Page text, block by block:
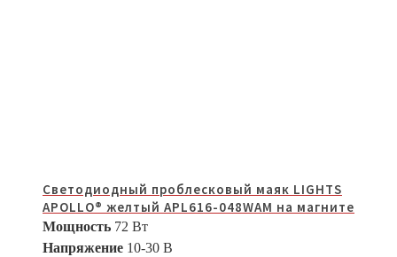
Светодиодный проблесковый маяк LIGHTS
APOLLO® желтый APL616-048WAM на магните
Мощность 72 Вт
Напряжение 10-30 В